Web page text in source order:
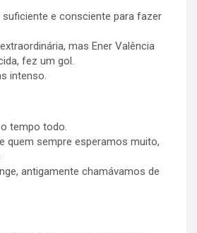
e consciente para fazer
mas Ener Valência
fez um gol.
intenso.
tempo todo.
quem sempre esperamos muito,
antigamente chamávamos de